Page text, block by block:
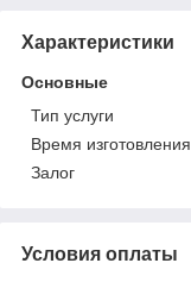
Характеристики
Основные
Тип услуги
Время изготовления
Залог
Условия оплаты